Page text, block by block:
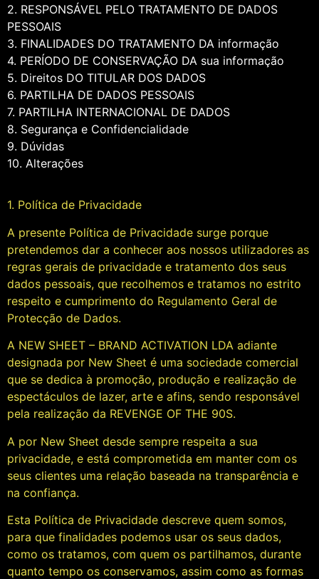
2. RESPONSÁVEL PELO TRATAMENTO DE DADOS
PESSOAIS
3. FINALIDADES DO TRATAMENTO DA informação
4. PERÍODO DE CONSERVAÇÃO DA sua informação
5. Direitos DO TITULAR DOS DADOS
6. PARTILHA DE DADOS PESSOAIS
7. PARTILHA INTERNACIONAL DE DADOS
8. Segurança e Confidencialidade
9. Dúvidas
10. Alterações
1. Política de Privacidade
A presente Política de Privacidade surge porque
pretendemos dar a conhecer aos nossos utilizadores as
regras gerais de privacidade e tratamento dos seus
dados pessoais, que recolhemos e tratamos no estrito
respeito e cumprimento do Regulamento Geral de
Protecção de Dados.
A NEW SHEET – BRAND ACTIVATION LDA adiante
designada por New Sheet é uma sociedade comercial
que se dedica à promoção, produção e realização de
espectáculos de lazer, arte e afins, sendo responsável
pela realização da REVENGE OF THE 90S.
A por New Sheet desde sempre respeita a sua
privacidade, e está comprometida em manter com os
seus clientes uma relação baseada na transparência e
na confiança.
Esta Política de Privacidade descreve quem somos,
para que finalidades podemos usar os seus dados,
como os tratamos, com quem os partilhamos, durante
quanto tempo os conservamos, assim como as formas